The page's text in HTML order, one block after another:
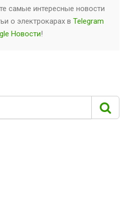
самые интересные новости
о электрокарах в Telegram
Новости!